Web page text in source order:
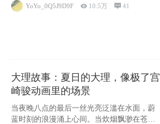
YoYo_0Q5J9D9F  10.5万 41
大理故事：夏日的大理，像极了宫
崎骏动画里的场景
当夜晚八点的最后一丝光亮泛滥在水面，蔚
蓝时刻的浪漫涌上心间。当炊烟飘渺在苍山